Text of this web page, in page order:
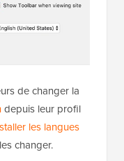
de changer la
depuis leur profil
les langues
changer.